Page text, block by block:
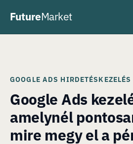
FutureMarket
GOOGLE ADS HIRDETÉSKEZELÉS
Google Ads
amelynél
mire megy el a